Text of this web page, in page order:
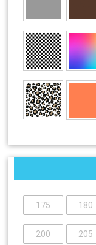
175 180
200 205